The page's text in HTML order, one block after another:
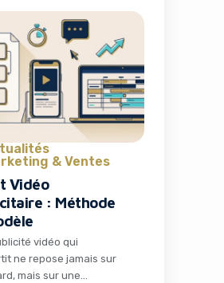
Disrupt 2026, et en
une opportunité
s’offre à vous :
sale qui permet
jusqu’à 400
sur votre pass. Pour les
& Ventes
Vidéo
: Méthode
vidéo qui
ne repose jamais sur
mais sur une